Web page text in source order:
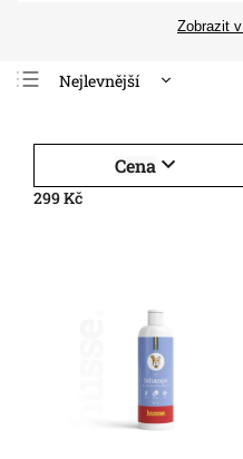
Zobrazit
Nejlevnější
Nejprodávanější
Abecedně
Cena
299Kč